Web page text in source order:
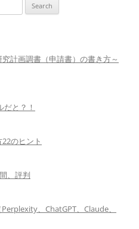
計画調書（申請書）の書き方～
だと？！
のヒント
、評判
、ChatGPT、Claude、